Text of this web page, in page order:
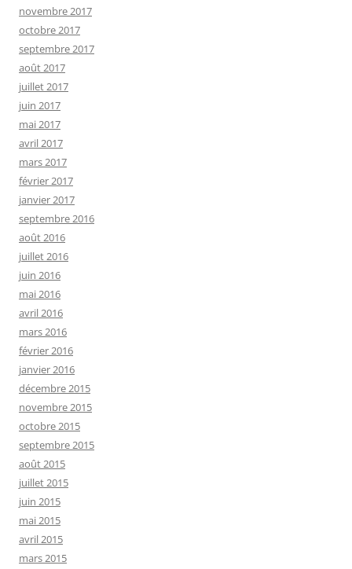
novembre 2017
octobre 2017
septembre 2017
août 2017
juillet 2017
juin 2017
mai 2017
avril 2017
mars 2017
février 2017
janvier 2017
septembre 2016
août 2016
juillet 2016
juin 2016
mai 2016
avril 2016
mars 2016
février 2016
janvier 2016
décembre 2015
novembre 2015
octobre 2015
septembre 2015
août 2015
juillet 2015
juin 2015
mai 2015
avril 2015
mars 2015